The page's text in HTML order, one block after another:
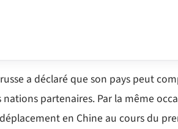
a déclaré que son pays peut
partenaires. Par la même
en Chine au cours du